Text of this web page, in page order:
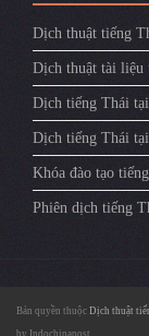
Dịch thuật tiếng
Dịch thuật tài liệu
Dịch tiếng Thái
Dịch tiếng Thái
Khóa đào tạo
Phiên dịch tiếng
Bản quyền thuộc Dịch thuật